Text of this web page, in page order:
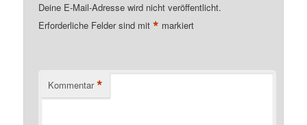
Deine E-Mail-Adresse wird nicht veröffentlicht.
Erforderliche Felder sind mit* markiert
Kommentar *